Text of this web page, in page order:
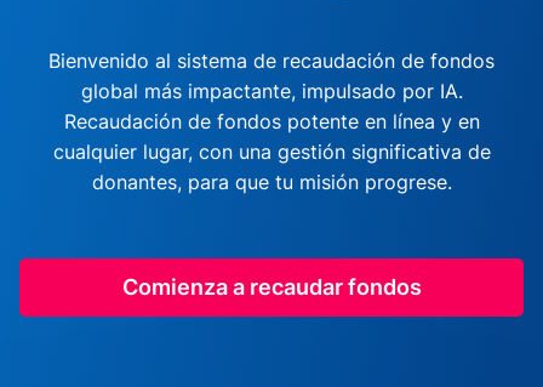
Bienvenido al sistema de recaudación de fondos
global más impactante, impulsado por IA.
Recaudación de fondos potente en línea y en
cualquier lugar, con una gestión significativa de
donantes, para que tu misión progrese.
Comienza a recaudar fondos